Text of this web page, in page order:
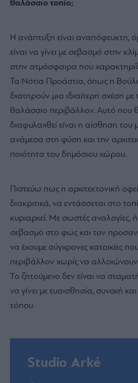
θαλάσσιο τοπίο;
Η ανάπτυξη είναι αναπόφευκτη,
είναι να γίνει με σεβασμό στην
στην ατμόσφαιρα που
Τα Νότια Προάστια, όπως η
διατηρούν μια ιδιαίτερη σχέση με
θαλάσσιο περιβάλλον. Αυτό που
διαφυλαχθεί είναι η αίσθηση του
ανάμεσα στη φύση και την
ποιότητα του δημόσιου χώρου.
Πιστεύω πως η αρχιτεκτονική
διακριτικά, να εντάσσεται στο
κυριαρχεί. Με σωστές αναλογίες,
σεβασμό στο φως και τον
να έχουμε σύγχρονες κατοικίες
περιβάλλον χωρίς να
Το ζητούμενο δεν είναι να
να γίνει με ευαισθησία, συνοχή
τόπου.
Studio Arké